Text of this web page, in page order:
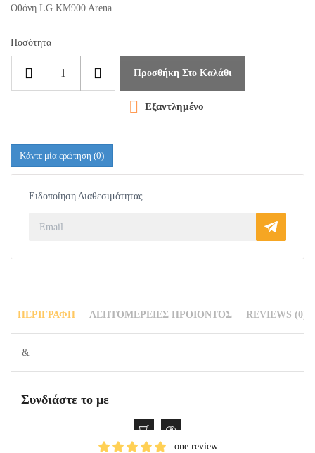
Οθόνη LG KM900 Arena
Ποσότητα
Προσθήκη Στο Καλάθι
 Εξαντλημένο
Κάντε μία ερώτηση (0)
Ειδοποίηση Διαθεσιμότητας
ΠΕΡΙΓΡΑΦΉ ΛΕΠΤΟΜΈΡΕΙΕΣ ΠΡΟΙΌΝΤΟΣ REVIEWS (0)
&
Συνδιάστε το με
one review